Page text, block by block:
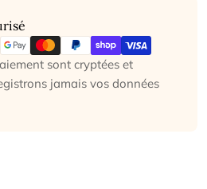
sont cryptées et
jamais vos données